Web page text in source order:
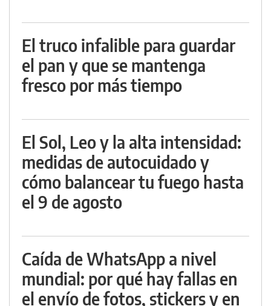
El truco infalible para guardar
el pan y que se mantenga
fresco por más tiempo
El Sol, Leo y la alta intensidad:
medidas de autocuidado y
cómo balancear tu fuego hasta
el 9 de agosto
Caída de WhatsApp a nivel
mundial: por qué hay fallas en
el envío de fotos, stickers y en